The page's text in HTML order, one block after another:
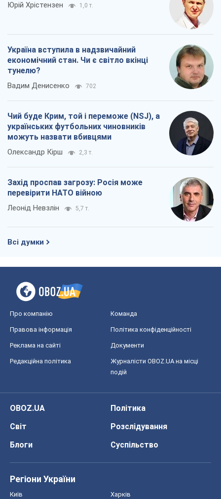
Юрій Хрістензен 1,0 т.
Україна вступила в надзвичайний
економічний стан. Чи є світло вкінці
тунелю?
Вадим Денисенко 702
Чий буде Крим, той і переможе (NSJ), а
українських футбольних чиновників
можуть назвати вбивцями
Олександр Кірш 2,3 т.
Захід проспав загрозу: Росія може
перевірити НАТО війною
Леонід Невзлін 5,7 т.
Всі думки
Про компанію Команда
Правова інформація Політика конфіденційності
Реклама на сайті Документи
Редакційна політика
Журналісти OBOZ.UA на місці
подій
OBOZ.UA
Політика
Світ
Розслідування
Блоги
Суспільство
Регіони України
Київ Харків